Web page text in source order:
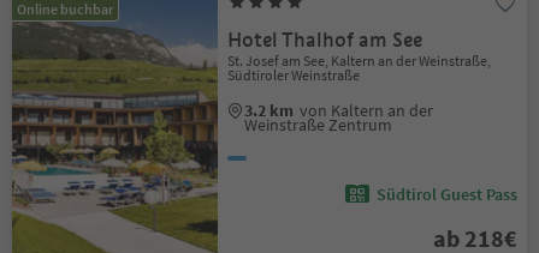
Online buchbar
Hotel Thalhof am See
St. Josef am See, Kaltern an der Weinstraße,
Südtiroler Weinstraße
3.2 km von Kaltern an der
Weinstraße Zentrum
Südtirol Guest Pass
ab 218€